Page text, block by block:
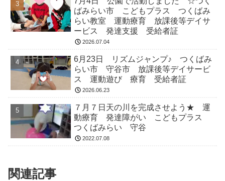
ばみらい市 こどもプラス つくばみ
らい教室 運動療育 放課後等デイサ
ービス 発達支援 受給者証
2026.07.04
6月23日 リズムジャンプ♪ つくばみ
らい市 守谷市 放課後等デイサービ
ス 運動遊び 療育 受給者証
2026.06.23
７月７日天の川を完成させよう★ 運
動療育 発達障がい こどもプラス
つくばみらい 守谷
2022.07.08
関連記事